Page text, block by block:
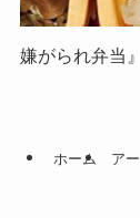
嫌がられ弁当
ホーム ア